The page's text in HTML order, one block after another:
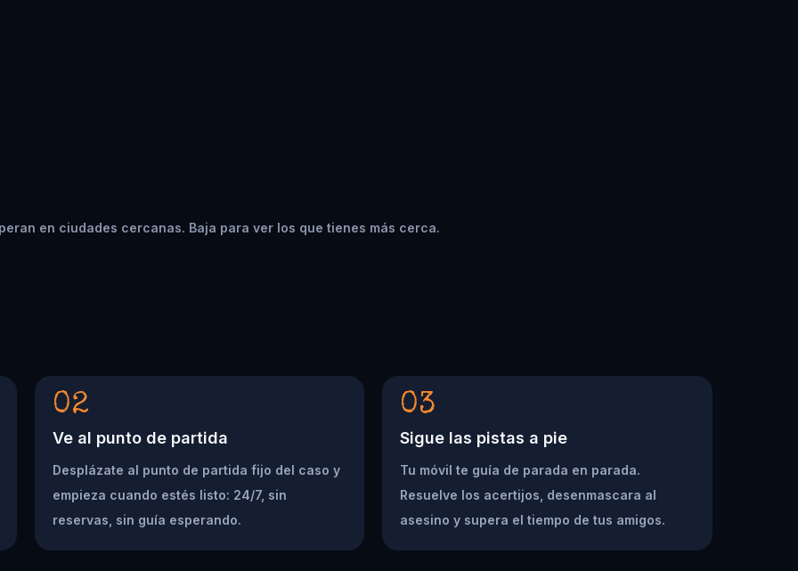
en ciudades cercanas. Baja para ver los que tienes más cerca.
02
Ve al punto de partida
Desplázate al punto de partida fijo del caso y
empieza cuando estés listo: 24/7, sin
reservas, sin guía esperando.
03
Sigue las pistas a pie
Tu móvil te guía de parada en parada.
Resuelve los acertijos, desenmascara al
asesino y supera el tiempo de tus amigos.